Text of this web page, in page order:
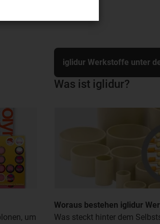
um
Was ist iglidur?
Woraus bestehen iglidur
Was steckt hinter dem
iglidur Werkstoffe unter